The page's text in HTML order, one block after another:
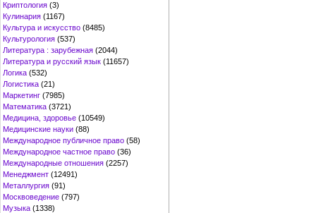
Криптология (3)
Кулинария (1167)
Культура и искусство (8485)
Культурология (537)
Литература : зарубежная (2044)
Литература и русский язык (11657)
Логика (532)
Логистика (21)
Маркетинг (7985)
Математика (3721)
Медицина, здоровье (10549)
Медицинские науки (88)
Международное публичное право (58)
Международное частное право (36)
Международные отношения (2257)
Менеджмент (12491)
Металлургия (91)
Москвоведение (797)
Музыка (1338)